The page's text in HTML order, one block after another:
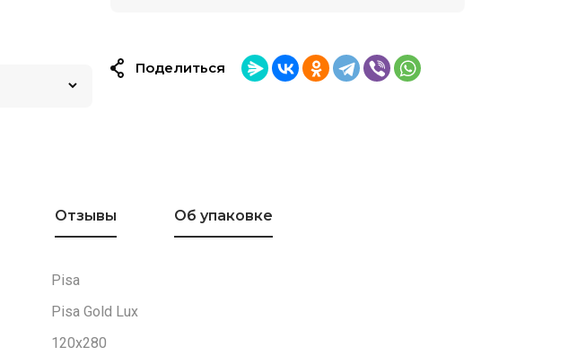
Поделиться
Отзывы Об упаковке
Pisa
Pisa Gold Lux
120x280